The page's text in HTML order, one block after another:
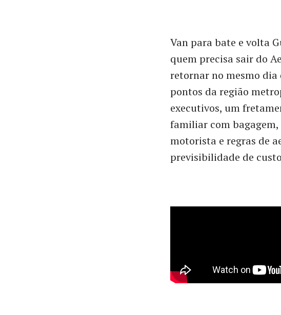
Van para bate e volta
quem precisa sair do
retornar no mesmo
pontos da região
executivos, um
familiar com bagagem,
motorista e regras de
previsibilidade de